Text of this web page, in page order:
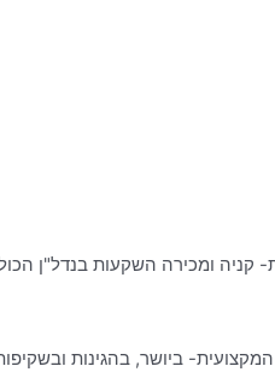
קניה ומכירה השקעות בנדל"ן